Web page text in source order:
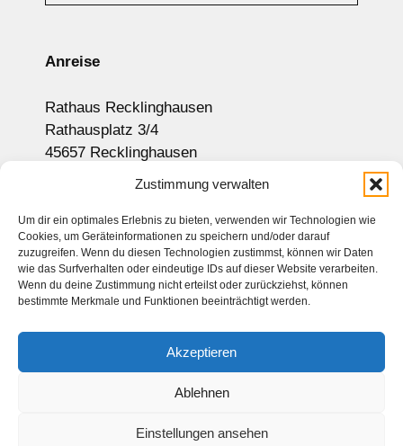
Zustimmung verwalten
Um dir ein optimales Erlebnis zu bieten, verwenden wir Technologien wie
Cookies, um Geräteinformationen zu speichern und/oder darauf
zuzugreifen. Wenn du diesen Technologien zustimmst, können wir Daten
wie das Surfverhalten oder eindeutige IDs auf dieser Website verarbeiten.
Wenn du deine Zustimmung nicht erteilst oder zurückziehst, können
bestimmte Merkmale und Funktionen beeinträchtigt werden.
Akzeptieren
Ablehnen
Einstellungen ansehen
Anreise
Rathaus Recklinghausen
Rathausplatz 3/4
45657 Recklinghausen
Newsletter
Sitemap
Haftungsausschluss